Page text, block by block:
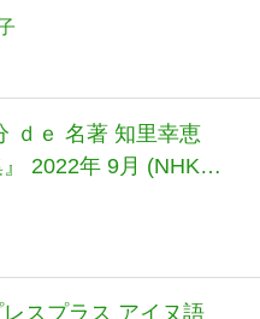
ｄｅ 名著 知里幸恵
』 2022年 9月 (NHKテ
スプラス アイヌ語